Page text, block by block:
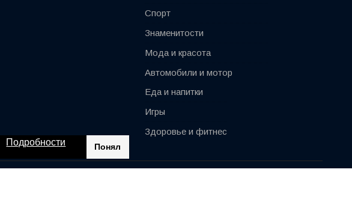
Подробности Понял
Спорт
Знаменитости
Мода и красота
Автомобили и мотор
Еда и напитки
Игры
Здоровье и фитнес